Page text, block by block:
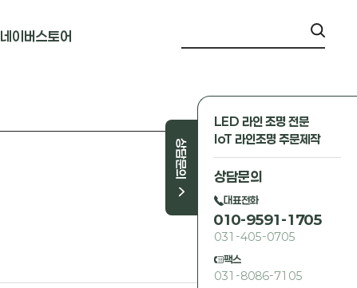
네이버스토어
상담문의
LED 라인 조명 전문
IoT 라인조명 주문제작
상담문의
대표전화
010-9591-1705
031-405-0705
팩스
031-8086-7105